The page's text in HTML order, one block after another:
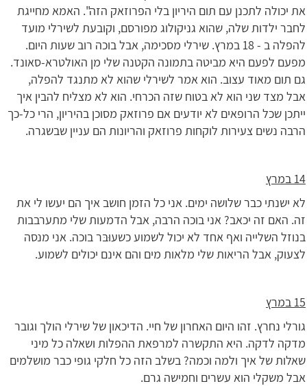
את יכולה לתכנן עם תום היריון בלי הפרוזאק הזה". האמא מחייגת
לחבר ילדות שלה, שהוא גניקולוג מפורסם, וקובעת לשירלי מועד
להפלה ב - 18 במרץ. שירלי מסכימה, אבל בוכה רוב שעות היום.
מפעם לפעם היא מביטה בתמונה הקטנה שלי מן האולטרא-סאונד.
גם תום מאוד עצוב. הוא אמר לשירלי שהוא לא מתנגד להפלה,
אבל מצד שני הוא לא בטוח שזה הכרחי. הוא לא מצליח להבין איך
ייתכן שכל הרופאים לא יודעים אם פרוזאק מסוכן בהיריון, הרי כל-כך
הרבה נשים צעירות לוקחות פרוזאק והריונות הם עניין שבשגרה.
14 במרץ
לא ישנתי כבר שלושה ימים. אני כל הזמן חושב איך הם יעשו לי את
זה. האם זה יכאב? אני בוכה הרבה, אבל הדמעות שלי מתערבבות
בנוזל השלייה ואף אחד לא יכול לשמוע כשעוּבּר בוכה. אני מנסה
לצעוק, אבל הריאות שלי מלאות מים והם אינם יכולים לשמוע.
15 במרץ
גורלי נחרץ. זהו היום האחרון של חיי. הדיכאון של שירלי הולך וגובר
מדקה לדקה. היא התקשרה למרפאת ההפלות ושאלה כל מיני
שאלות של איך ולמה וכמה? בשלב הזה כל חלקי גופי כבר מושלמים
אבל משקלי הוא עשרים וחמישה גרם.